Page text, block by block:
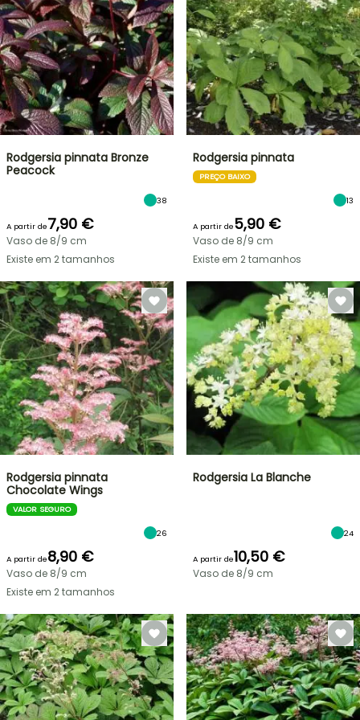
VENDAS
RELÂMPAGO
ATÉ
30%
BULBOS
DE
PRIMAVERA
Rodgersia pinnata Bronze
Peacock
38
A partir de7,90 €
Vaso de 8/9 cm
Existe em 2 tamanhos
Rodgersia pinnata
PREÇO BAIXO
13
A partir de5,90 €
Vaso de 8/9 cm
Existe em 2 tamanhos
Rodgersia pinnata
Chocolate Wings
VALOR SEGURO
26
A partir de8,90 €
Vaso de 8/9 cm
Existe em 2 tamanhos
Rodgersia La Blanche
24
A partir de10,50 €
Vaso de 8/9 cm